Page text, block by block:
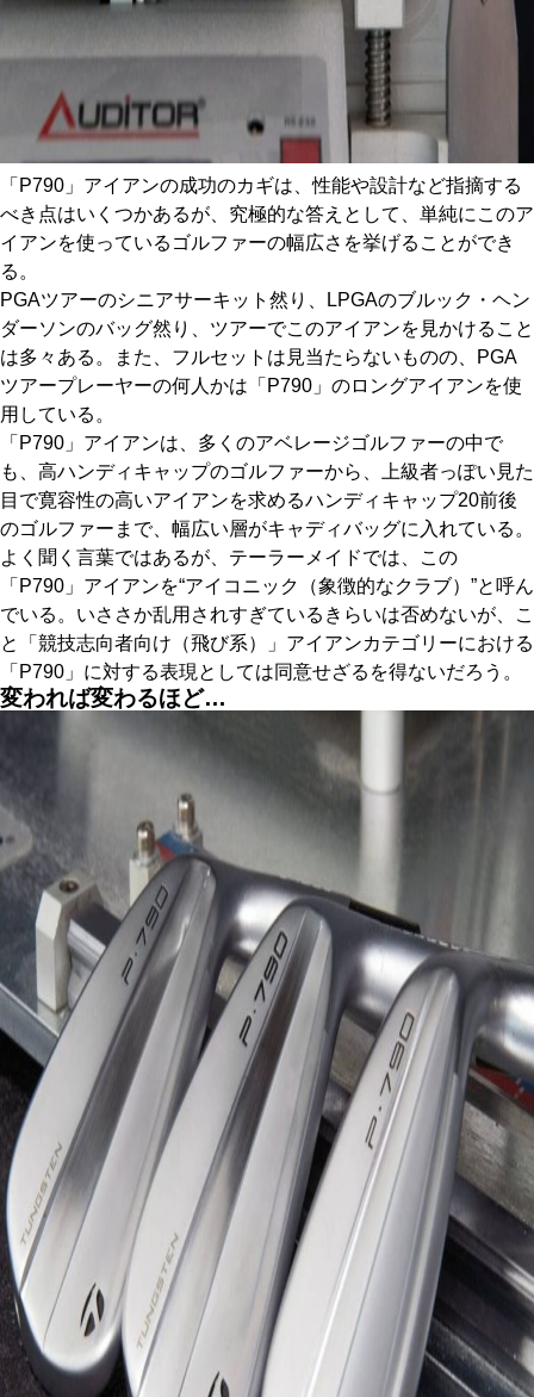
「P790」アイアンの成功のカギは、性能や設計など指摘する
べき点はいくつかあるが、究極的な答えとして、単純にこのア
イアンを使っているゴルファーの幅広さを挙げることができ
る。
PGAツアーのシニアサーキット然り、LPGAのブルック・ヘン
ダーソンのバッグ然り、ツアーでこのアイアンを見かけること
は多々ある。また、フルセットは見当たらないものの、PGA
ツアープレーヤーの何人かは「P790」のロングアイアンを使
用している。
「P790」アイアンは、多くのアベレージゴルファーの中で
も、高ハンディキャップのゴルファーから、上級者っぽい見た
目で寛容性の高いアイアンを求めるハンディキャップ20前後
のゴルファーまで、幅広い層がキャディバッグに入れている。
よく聞く言葉ではあるが、テーラーメイドでは、この
「P790」アイアンを“アイコニック（象徴的なクラブ）”と呼ん
でいる。いささか乱用されすぎているきらいは否めないが、こ
と「競技志向者向け（飛び系）」アイアンカテゴリーにおける
「P790」に対する表現としては同意せざるを得ないだろう。
変われば変わるほど…